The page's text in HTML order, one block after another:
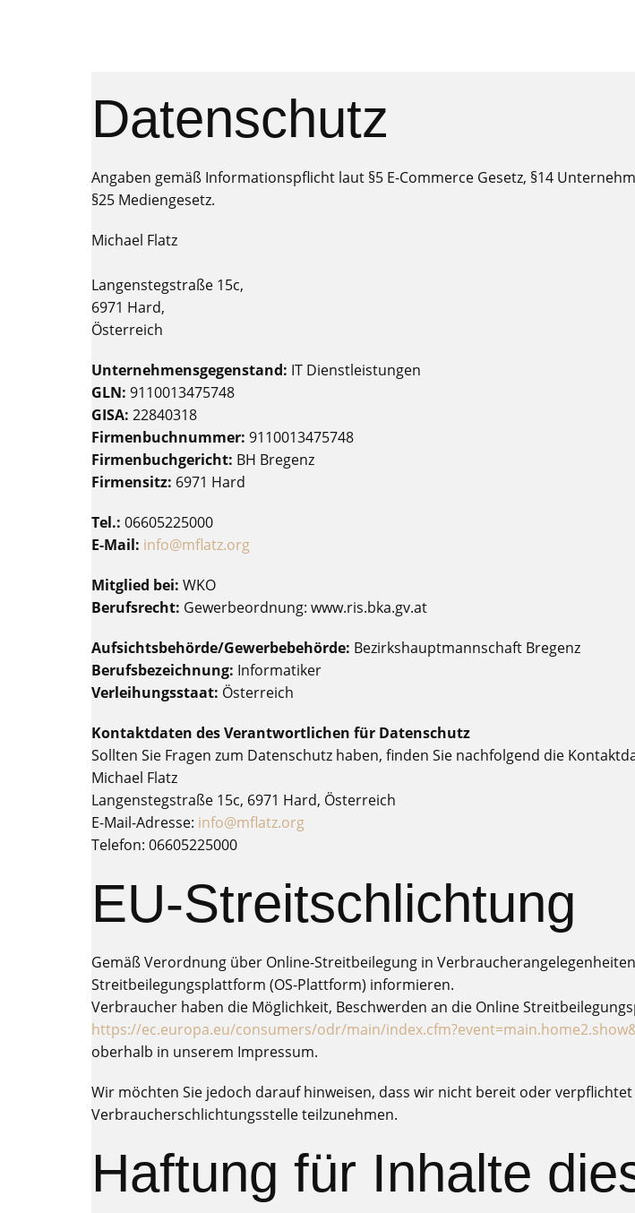
Datenschutz
Angaben gemäß Informationspflicht laut §5 E-Commerce Gesetz, §14
§25 Mediengesetz.
Michael Flatz
Langenstegstraße 15c,
6971 Hard,
Österreich
Unternehmensgegenstand: IT Dienstleistungen
GLN: 9110013475748
GISA: 22840318
Firmenbuchnummer: 9110013475748
Firmenbuchgericht: BH Bregenz
Firmensitz: 6971 Hard
Tel.: 06605225000
E-Mail: info@mflatz.org
Mitglied bei: WKO
Berufsrecht: Gewerbeordnung: www.ris.bka.gv.at
Aufsichtsbehörde/Gewerbebehörde: Bezirkshauptmannschaft Bregenz
Berufsbezeichnung: Informatiker
Verleihungsstaat: Österreich
Kontaktdaten des Verantwortlichen für Datenschutz
Sollten Sie Fragen zum Datenschutz haben, finden Sie nachfolgend die
Michael Flatz
Langenstegstraße 15c, 6971 Hard, Österreich
E-Mail-Adresse: info@mflatz.org
Telefon: 06605225000
EU-Streitschlichtung
Gemäß Verordnung über Online-Streitbeilegung in
Streitbeilegungsplattform (OS-Plattform) informieren.
Verbraucher haben die Möglichkeit, Beschwerden an die Online
https://ec.europa.eu/consumers/odr/main/
oberhalb in unserem Impressum.
Wir möchten Sie jedoch darauf hinweisen, dass wir nicht bereit oder
Verbraucherschlichtungsstelle teilzunehmen.
Haftung für Inhalte